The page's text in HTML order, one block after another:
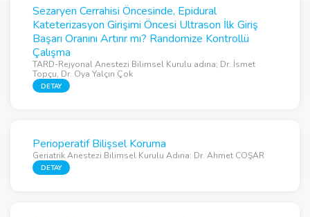
Sezaryen Cerrahisi Öncesinde, Epidural
Kateterizasyon Girişimi Öncesi Ultrason İlk Giriş
Başarı Oranını Artırır mı? Randomize Kontrollü
Çalışma
TARD-Rejyonal Anestezi Bilimsel Kurulu adına; Dr. İsmet
Topçu, Dr. Oya Yalçın Çok
DETAY
Perioperatif Bilişsel Koruma
Geriatrik Anestezi Bilimsel Kurulu Adına: Dr. Ahmet COŞAR
DETAY